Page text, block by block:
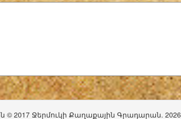
2017 Ջերմուկի Քաղաքային Գրադարան. 2026